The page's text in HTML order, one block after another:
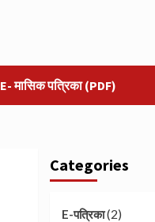
E- मासिक पत्रिका (PDF)
Categories
E-पत्रिका(2)